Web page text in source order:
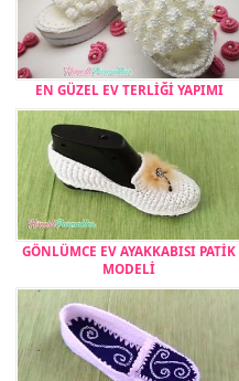
EN GÜZEL EV TERLİĞİ YAPIMI
GÖNLÜMCE EV AYAKKABISI PATİK
MODELİ